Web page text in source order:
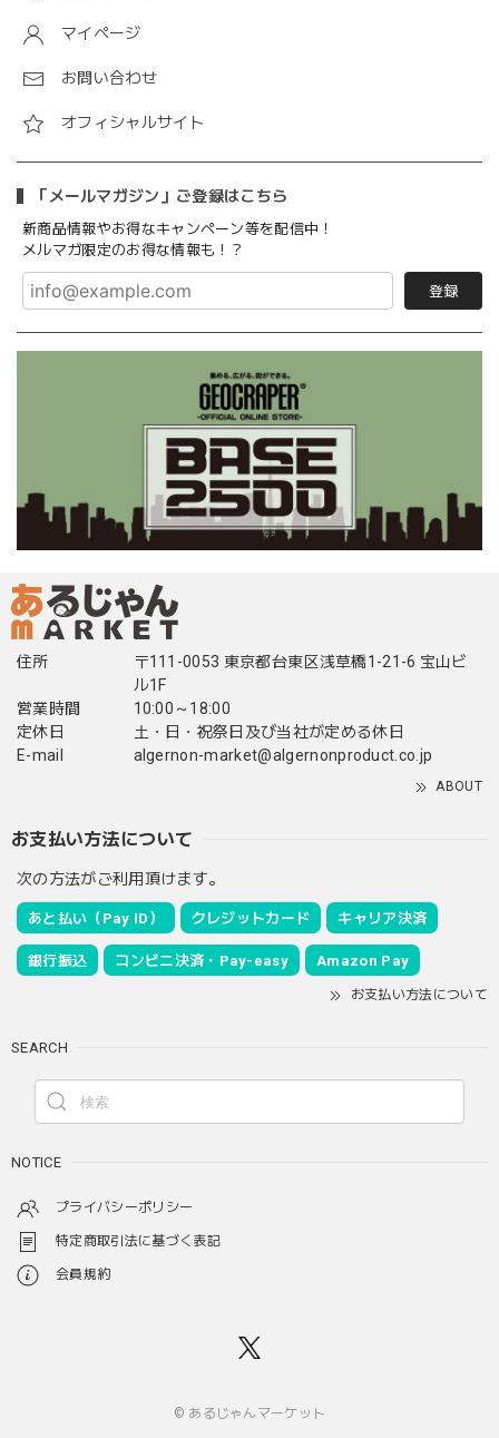
マイページ
お問い合わせ
オフィシャルサイト
「メールマガジン」ご登録はこちら
新商品情報やお得なキャンペーン等を配信中！
メルマガ限定のお得な情報も！？
登録
住所
〒111-0053 東京都台東区浅草橋1-21-6 宝山ビ
ル1F
営業時間
10:00～18:00
定休日
土・日・祝祭日及び当社が定める休日
E-mail
algernon-market@algernonproduct.co.jp
ABOUT
お支払い方法について
次の方法がご利用頂けます。
あと払い（Pay ID） クレジットカード キャリア決済
銀行振込 コンビニ決済・Pay-easy Amazon Pay
お支払い方法について
SEARCH
NOTICE
プライバシーポリシー
特定商取引法に基づく表記
会員規約
© あるじゃんマーケット